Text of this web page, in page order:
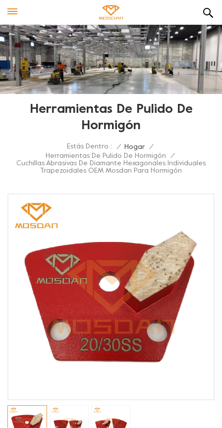
Herramientas De Pulido De
Hormigón
Estás Dentro : / Hogar
/
Herramientas De Pulido De Hormigón
/
Cuchillas Abrasivas De Diamante Hexagonales Individuales
Trapezoidales OEM Mosdan Para Hormigón